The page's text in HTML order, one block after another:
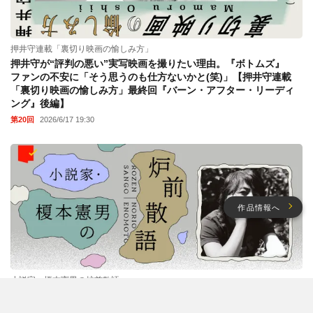
作品情報へ
押井守連載「裏切り映画の愉しみ方」
押井守が“評判の悪い”実写映画を撮りたい理由。『ボトムズ』
ファンの不安に「そう思うのも仕方ないかと(笑)」【押井守連載
「裏切り映画の愉しみ方」最終回『バーン・アフター・リーディ
ング』後編】
第20回 2026/6/17 19:30
小説家・榎本憲男の炉前散語